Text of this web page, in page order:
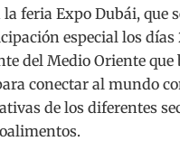
feria Expo Dubái, que
especial los días
del Medio Oriente que
conectar al mundo
de los diferentes